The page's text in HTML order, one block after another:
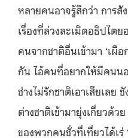
หลายคนอาจรู้สึกว่า การสั
เรื่องที่ล่วงละเมิดอธิปไต
คนจากชาติอื่นเข้ามา ‘เผือ
กัน ไอ้คนที่อยากให้มีคนน
ช่างไม่รักชาติเอาเสียเลย
ต่างชาติเข้ามายุ่งเกี่ยวด้ว
ของพวกคนชั่วที่เที่ยวได้เร่